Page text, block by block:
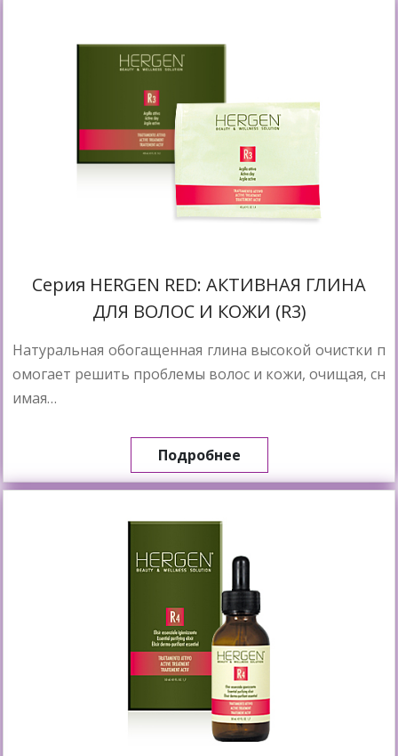
Cерия HERGEN RED: АКТИВНАЯ ГЛИНА
ДЛЯ ВОЛОС И КОЖИ (R3)
Натуральная обогащенная глина высокой очистки п
омогает решить проблемы волос и кожи, очищая, сн
имая…
Подробнее